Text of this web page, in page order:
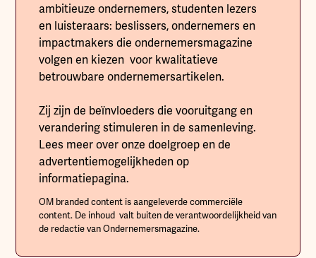
ambitieuze ondernemers, studenten lezers
en luisteraars: beslissers, ondernemers en
impactmakers die ondernemersmagazine
volgen en kiezen voor kwalitatieve
betrouwbare ondernemersartikelen.
Zij zijn de beïnvloeders die vooruitgang en
verandering stimuleren in de samenleving.
Lees meer over onze doelgroep en de
advertentiemogelijkheden op
informatiepagina.
OM branded content is aangeleverde commerciële
content. De inhoud valt buiten de verantwoordelijkheid van
de redactie van Ondernemersmagazine.